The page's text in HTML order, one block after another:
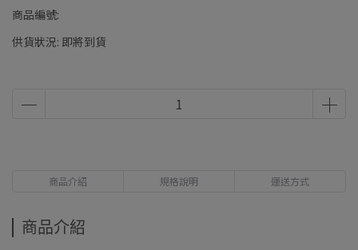
商品編號:
供貨狀況: 即將到貨
商品介紹 規格說明 運送方式
商品介紹